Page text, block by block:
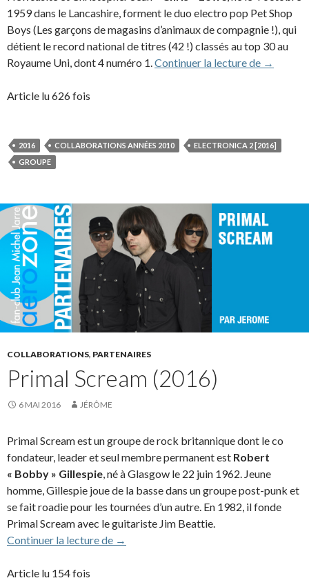
1959 dans le Lancashire, forment le duo electro pop Pet Shop
Boys (Les garçons de magasins d’animaux de compagnie !), qui
détient le record national de titres (42 !) classés au top 30 au
Royaume Uni, dont 4 numéro 1.Continuer la lecture de Pet
→
Article lu 626 fois
2016 COLLABORATIONS ANNÉES 2010
ELECTRONICA 2 [2016]
GROUPE
COLLABORATIONS, PARTENAIRES
Primal Scream (2016)
6 MAI 2016 JÉRÔME
Primal Scream est un groupe de rock britannique dont le co
fondateur, leader et seul membre permanent est Robert
« Bobby » Gillespie, né à Glasgow le 22 juin 1962. Jeune
homme, Gillespie joue de la basse dans un groupe post-punk et
se fait roadie pour les tournées d’un autre. En 1982, il fonde
Primal Scream avec le guitariste Jim Beattie.
Continuer la lecture de Primal Scream (2016)
→
Article lu 154 fois